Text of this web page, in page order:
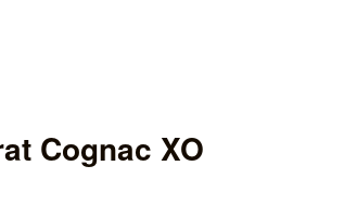
Cognac XO